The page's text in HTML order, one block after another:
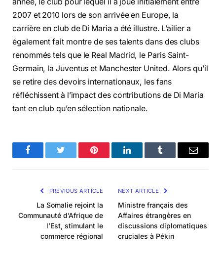
année, le club pour lequel il a joué initialement entre
2007 et 2010 lors de son arrivée en Europe, la
carrière en club de Di Maria a été illustre. L’ailier a
également fait montre de ses talents dans des clubs
renommés tels que le Real Madrid, le Paris Saint-
Germain, la Juventus et Manchester United. Alors qu’il
se retire des devoirs internationaux, les fans
réfléchissent à l’impact des contributions de Di Maria
tant en club qu’en sélection nationale.
FacebookTwitter Pinterest LinkedInTumblr Email
PREVIOUS ARTICLE
La Somalie rejoint la
Communauté d’Afrique de
l’Est, stimulant le
commerce régional
NEXT ARTICLE
Ministre français des
Affaires étrangères en
discussions diplomatiques
cruciales à Pékin